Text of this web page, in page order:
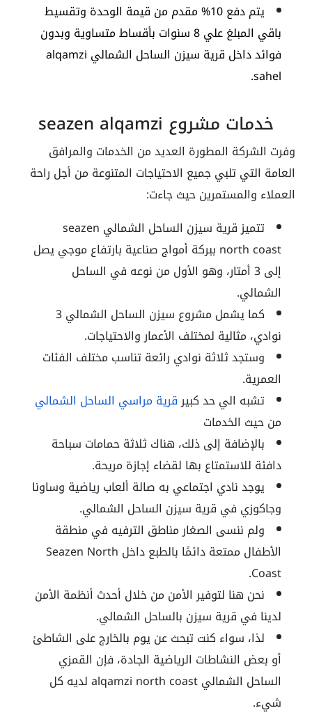
يتم دفع 10% مقدم من قيمة الوحدة وتقسيط
باقي المبلغ علي 8 سنوات بأقساط متساوية وبدون
فوائد داخل قرية سيزن الساحل الشمالي alqamzi
sahel.
خدمات مشروع seazen alqamzi
وفرت الشركة المطورة العديد من الخدمات والمرافق
العامة التي تلبي جميع الاحتياجات المتنوعة من أجل راحة
العملاء والمستمرين حيث جاءت:
تتميز قرية سيزن الساحل الشمالي seazen
north coast ببركة أمواج صناعية بارتفاع موجي يصل
إلى 3 أمتار، وهو الأول من نوعه في الساحل
الشمالي.
كما يشمل مشروع سيزن الساحل الشمالي3
نوادي، مثالية لمختلف الأعمار والاحتياجات.
وستجد ثلاثة نوادي رائعة تناسب مختلف الفئات
العمرية.
تشبه الي حد كبيرقرية مراسي الساحل الشمالي
من حيث الخدمات
بالإضافة إلى ذلك، هناك ثلاثة حمامات سباحة
دافئة للاستمتاع بها لقضاء إجازة مريحة.
يوجد نادي اجتماعي به صالة ألعاب رياضية وساونا
وجاكوزي في قرية سيزن الساحل الشمالي.
ولم ننسى الصغار مناطق الترفيه في منطقة
الأطفال ممتعة دائمًا بالطبع داخل Seazen North
Coast.
نحن هنا لتوفير الأمن من خلال أحدث أنظمة الأمن
لدينا في قرية سيزن بالساحل الشمالي.
لذا، سواء كنت تبحث عن يوم بالخارج على الشاطئ
أو بعض النشاطات الرياضية الجادة، فإن القمزي
الساحل الشماليalqamzi north coastلديه كل
شيء.